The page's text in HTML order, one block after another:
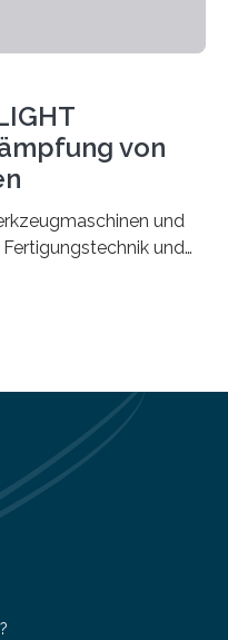
von
und
und
erzielt: Der
HoverLIGHT einen
aus Leichtigkeit,
In einem
Industriepartner
dass HoverLIGHT
um den Faktor 3
Gewichtseinsparung